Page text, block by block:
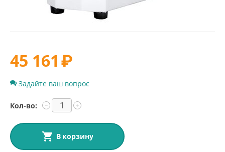
45 161₽
Задайте ваш вопрос
Кол-во: +
−
В корзину